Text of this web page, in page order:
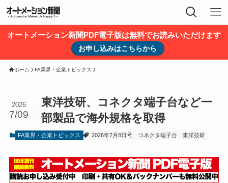
オートメーション新聞PDF電子版は無料でお読みいただけます
お申し込みはこちらから
ホーム FA業界・企業トピックス
東洋技研、コネクタ端子台など一
部製品で海外規格を取得
2026
7/09
FA業界・企業トピックス 2026年7月8日号 コネクタ端子台 東洋技研